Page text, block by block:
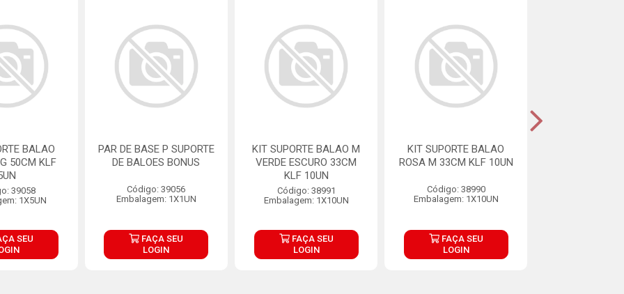
BALAO
50CM KLF
39058
1X5UN
SEU
PAR DE BASE P SUPORTE
DE BALOES BONUS
Código: 39056
Embalagem: 1X1UN
FAÇA SEU
LOGIN
KIT SUPORTE BALAO M
VERDE ESCURO 33CM
KLF 10UN
Código: 38991
Embalagem: 1X10UN
FAÇA SEU
LOGIN
KIT SUPORTE BALAO
ROSA M 33CM KLF 10UN
Código: 38990
Embalagem: 1X10UN
FAÇA SEU
LOGIN